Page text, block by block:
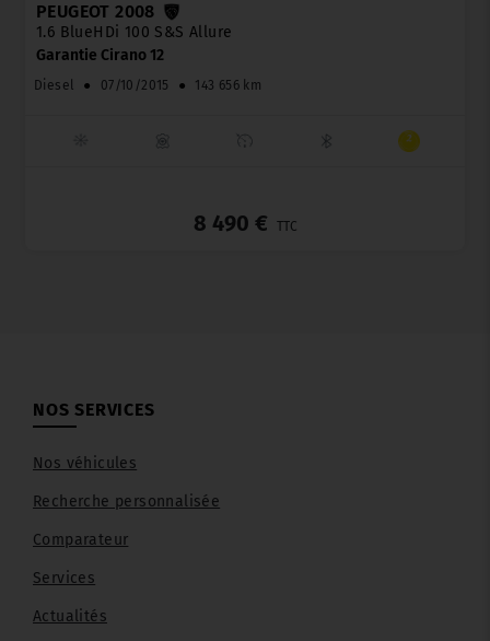
PEUGEOT 2008
1.6 BlueHDi 100 S&S Allure
Garantie Cirano 12
Diesel ● 07/10/2015 ● 143 656 km
8 490 € TTC
NOS SERVICES
Nos véhicules
Recherche personnalisée
Comparateur
Services
Actualités